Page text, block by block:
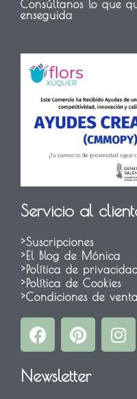
Consúltanos lo que
enseguida
Servicio al
>Suscripciones
>El Blog de Mónica
>Política de privacidad
>Política de Cookies
>Condiciones de venta
F
a
e
P
i
t
I
n
Newsletter